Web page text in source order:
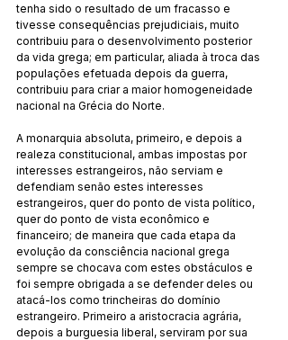
tenha sido o resultado de um fracasso e
tivesse consequências prejudiciais, muito
contribuiu para o desenvolvimento posterior
da vida grega; em particular, aliada à troca das
populações efetuada depois da guerra,
contribuiu para criar a maior homogeneidade
nacional na Grécia do Norte.
A monarquia absoluta, primeiro, e depois a
realeza constitucional, ambas impostas por
interesses estrangeiros, não serviam e
defendiam senão estes interesses
estrangeiros, quer do ponto de vista político,
quer do ponto de vista econômico e
financeiro; de maneira que cada etapa da
evolução da consciência nacional grega
sempre se chocava com estes obstáculos e
foi sempre obrigada a se defender deles ou
atacá-los como trincheiras do domínio
estrangeiro. Primeiro a aristocracia agrária,
depois a burguesia liberal, serviram por sua